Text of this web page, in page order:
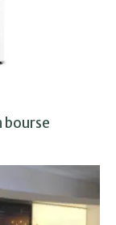
bourse